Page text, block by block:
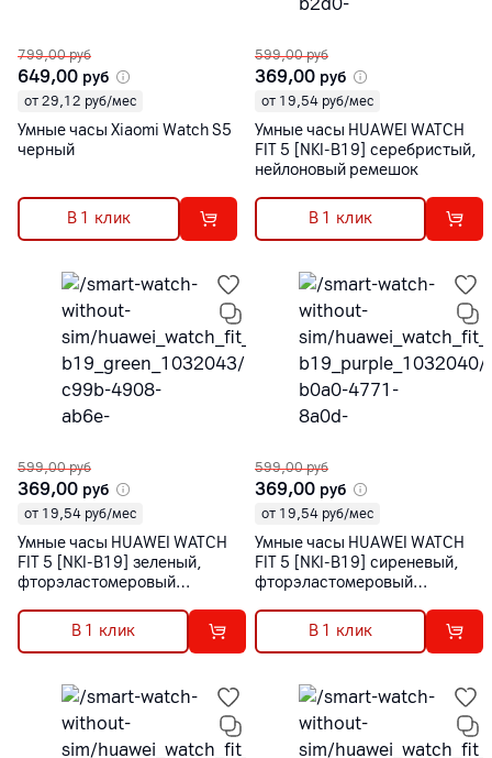
799,00 руб
649,00 руб
от 29,12 руб/мес
Умные часы Xiaomi Watch S5
черный
В 1 клик
599,00 руб
369,00 руб
от 19,54 руб/мес
Умные часы HUAWEI WATCH
FIT 5 [NKI-B19] серебристый,
нейлоновый ремешок
В 1 клик
599,00 руб
369,00 руб
от 19,54 руб/мес
Умные часы HUAWEI WATCH
FIT 5 [NKI-B19] зеленый,
фторэластомеровый
В 1 клик
599,00 руб
369,00 руб
от 19,54 руб/мес
Умные часы HUAWEI WATCH
FIT 5 [NKI-B19] сиреневый,
фторэластомеровый
В 1 клик